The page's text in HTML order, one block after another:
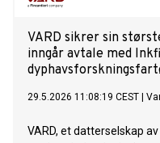
VARD sikrer sin
inngår avtale med
29.5.2026 11:08:19 CEST
VARD, et datterselskap